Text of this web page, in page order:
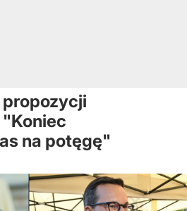
na potęgę"